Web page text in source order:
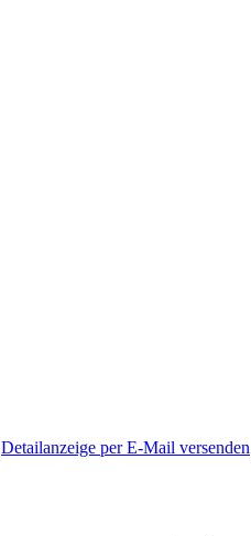
Detailanzeige per E-Mail versenden